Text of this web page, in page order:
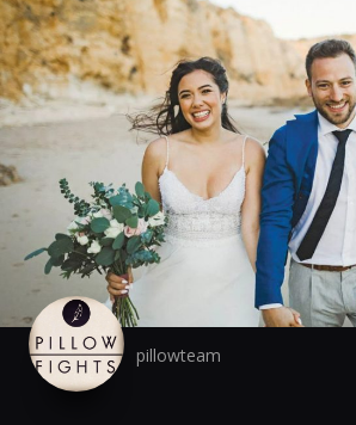
pillowteam